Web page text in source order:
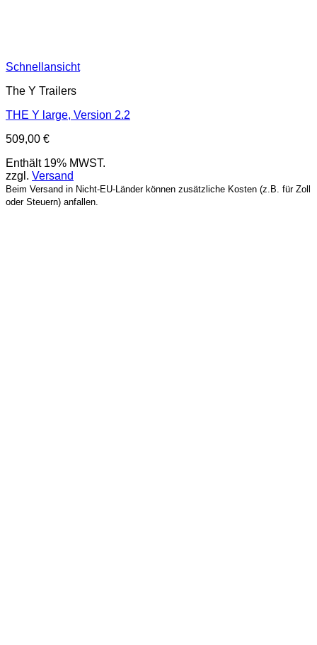
Schnellansicht
The Y Trailers
THE Y large, Version 2.2
509,00 €
Enthält 19% MWST.
zzgl. Versand
Beim Versand in Nicht-EU-Länder können zusätzliche Kosten (z.B. für Zoll
oder Steuern) anfallen.